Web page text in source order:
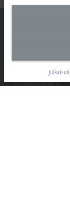
Beckhoff
Hakakalliontie 2